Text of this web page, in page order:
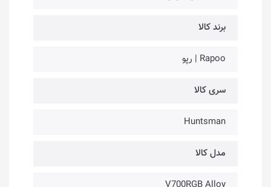
برند کالا
Rapoo | رپو
سری کالا
Huntsman
مدل کالا